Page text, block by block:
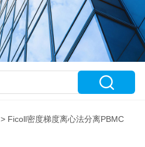
> Ficoll密度梯度离心法分离PBMC